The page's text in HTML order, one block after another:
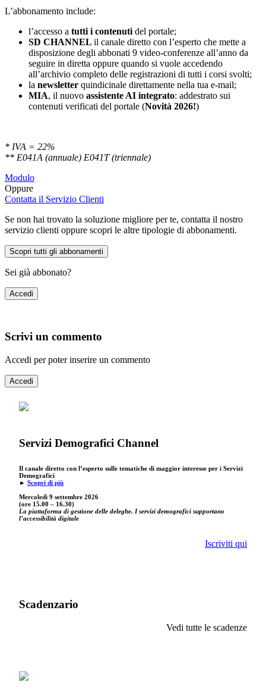
L’abbonamento include:
l’accesso a tutti i contenutidel portale;
SD CHANNEL il canale diretto con l’esperto che mette a
disposizione degli abbonati 9 video-conferenze all’anno da
seguire in diretta oppure quando si vuole accedendo
all’archivio completo delle registrazioni di tutti i corsi svolti;
la newsletter quindicinale direttamente nella tua e-mail;
MIA, il nuovo assistente AI integrato: addestrato sui
contenuti verificati del portale (Novità 2026!)
* IVA = 22%
** E041A (annuale) E041T (triennale)
Modulo
Oppure
Contatta il Servizio Clienti
Se non hai trovato la soluzione migliore per te, contatta il nostro
servizio clienti oppure scopri le altre tipologie di abbonamenti.
Scopri tutti gli abbonamenti
Sei già abbonato?
Accedi
Scrivi un commento
Accedi per poter inserire un commento
Accedi
Servizi Demografici Channel
Il canale diretto con l’esperto sulle tematiche di maggior interesse per i Servizi
Demografici
► Scopri di più
Mercoledì 9 settembre 2026
(ore 15.00 – 16.30)
La piattaforma di gestione delle deleghe. I servizi demografici supportano
l’accessibilità digitale
Iscriviti qui
Scadenzario
Vedi tutte le scadenze